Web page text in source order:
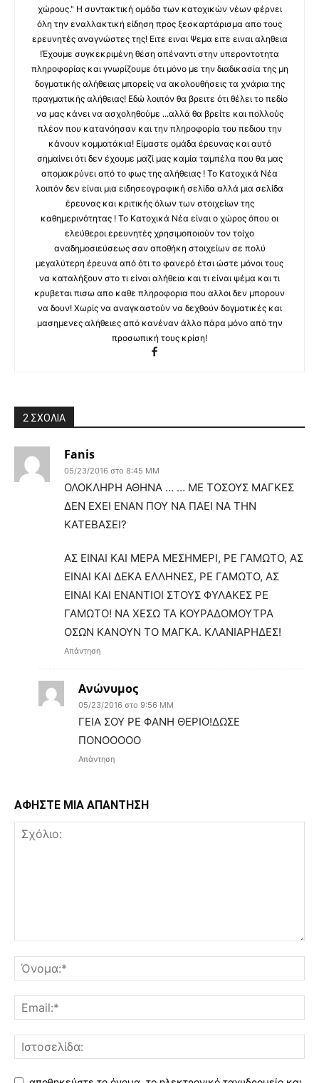
χώρους." Η συντακτική ομάδα των κατοχικών νέων φέρνει
όλη την εναλλακτική είδηση προς ξεσκαρτάρισμα απο τους
ερευνητές αναγνώστες της! Ειτε ειναι Ψεμα ειτε ειναι αληθεια
!Έχουμε συγκεκριμένη θέση απέναντι στην υπεροντοτητα
πληροφορίας και γνωρίζουμε ότι μόνο με την διαδικασία της μη
δογματικής αλήθειας μπορείς να ακολουθήσεις τα χνάρια της
πραγματικής αλήθειας! Εδώ λοιπόν θα βρειτε ότι θέλει το πεδίο
να μας κάνει να ασχοληθούμε ...αλλά θα βρείτε και πολλούς
πλέον που κατανόησαν και την πληροφορία του πεδιου την
κάνουν κομματάκια! Είμαστε ομάδα έρευνας και αυτό
σημαίνει ότι δεν έχουμε μαζί μας καμία ταμπέλα που θα μας
απομακρύνει από το φως της αλήθειας ! Το Κατοχικά Νέα
λοιπόν δεν είναι μια ειδησεογραφική σελίδα αλλά μια σελίδα
έρευνας και κριτικής όλων των στοιχείων της
καθημερινότητας ! Το Κατοχικά Νέα είναι ο χώρος όπου οι
ελεύθεροι ερευνητές χρησιμοποιούν τον τοίχο
αναδημοσιεύσεως σαν αποθήκη στοιχείων σε πολύ
μεγαλύτερη έρευνα από ότι το φανερό έτσι ώστε μόνοι τους
να καταλήξουν στο τι είναι αλήθεια και τι είναι ψέμα και τι
κρυβεται πισω απο καθε πληροφορια που αλλοι δεν μπορουν
να δουν! Χωρίς να αναγκαστούν να δεχθούν δογματικές και
μασημενες αλήθειες από κανέναν άλλο πάρα μόνο από την
προσωπική τους κρίση!
2 ΣΧΟΛΙΑ
Fanis
05/23/2016 στο 8:45 ΜΜ
ΟΛΟΚΛΗΡΗ ΑΘΗΝΑ … … ΜΕ ΤΟΣΟΥΣ ΜΑΓΚΕΣ
ΔΕΝ ΕΧΕΙ ΕΝΑΝ ΠΟΥ ΝΑ ΠΑΕΙ ΝΑ ΤΗΝ
ΚΑΤΕΒΑΣΕΙ?
ΑΣ ΕΙΝΑΙ ΚΑΙ ΜΕΡΑ ΜΕΣΗΜΕΡΙ, ΡΕ ΓΑΜΩΤΟ, ΑΣ
ΕΙΝΑΙ ΚΑΙ ΔΕΚΑ ΕΛΛΗΝΕΣ, ΡΕ ΓΑΜΩΤΟ, ΑΣ
ΕΙΝΑΙ ΚΑΙ ΕΝΑΝΤΙΟΙ ΣΤΟΥΣ ΦΥΛΑΚΕΣ ΡΕ
ΓΑΜΩΤΟ! ΝΑ ΧΕΣΩ ΤΑ ΚΟΥΡΑΔΟΜΟΥΤΡΑ
ΟΣΩΝ ΚΑΝΟΥΝ ΤΟ ΜΑΓΚΑ. ΚΛΑΝΙΑΡΗΔΕΣ!
Απάντηση
Ανώνυμος
05/23/2016 στο 9:56 ΜΜ
ΓΕΙΑ ΣΟΥ ΡΕ ΦΑΝΗ ΘΕΡΙΟ!ΔΩΣΕ
ΠΟΝΟΟΟΟΟ
Απάντηση
ΑΦΗΣΤΕ ΜΙΑ ΑΠΑΝΤΗΣΗ